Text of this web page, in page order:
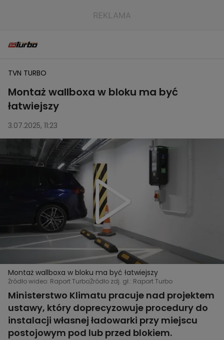
TVN TURBO
Montaż wallboxa w bloku ma być
łatwiejszy
3.07.2025, 11:23
Montaż wallboxa w bloku ma być łatwiejszy
Źródło wideo: Raport TurboŹródło zdj. gł.: Raport Turbo
Ministerstwo Klimatu pracuje nad projektem
ustawy, który doprecyzowuje procedury do
instalacji własnej ładowarki przy miejscu
postojowym pod lub przed blokiem.